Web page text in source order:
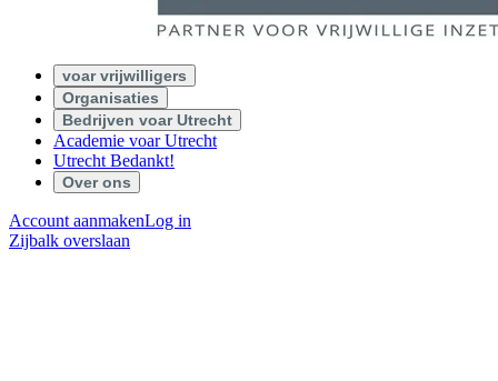
voar vrijwilligers
Organisaties
Bedrijven voar Utrecht
Academie voar Utrecht
Utrecht Bedankt!
Over ons
Account aanmakenLog in
Zijbalk overslaan